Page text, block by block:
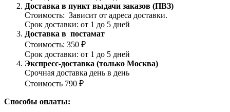
Доставка в пункт выдачи заказов (ПВЗ)
Стоимость: Зависит от адреса доставки.
Срок доставки: от 1 до 5 дней
Доставка в постамат
Стоимость: 350 ₽
Срок доставки: от 1 до 5 дней
Экспресс-доставка (только Москва)
Срочная доставка день в день
Стоимость 790 ₽
Способы оплаты: